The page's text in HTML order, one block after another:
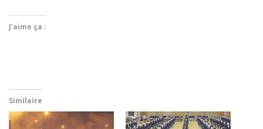
J’aime ça :
Similaire